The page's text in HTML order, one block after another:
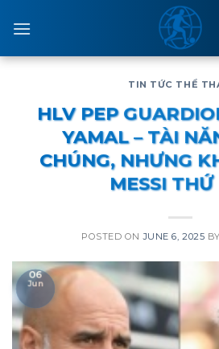
TIN TỨC THỂ
HLV PEP
YAMAL – TÀI
CHÚNG, NHƯNG
MESSI
POSTED ONJUNE 6, 2025 BY
06
Jun